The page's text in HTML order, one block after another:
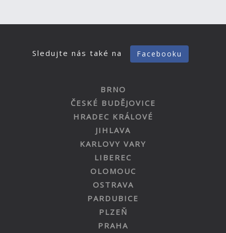
Sledujte nás také na Facebooku
BRNO
ČESKÉ BUDĚJOVICE
HRADEC KRÁLOVÉ
JIHLAVA
KARLOVY VARY
LIBEREC
OLOMOUC
OSTRAVA
PARDUBICE
PLZEŇ
PRAHA